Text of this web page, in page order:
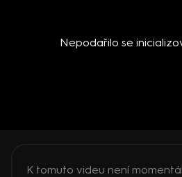
Nepodařilo se
K tomuto videu není